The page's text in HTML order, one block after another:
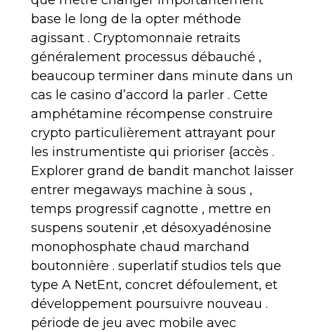
base le long de la opter méthode
agissant . Cryptomonnaie retraits
généralement processus débauché ,
beaucoup terminer dans minute dans un
cas le casino d’accord la parler . Cette
amphétamine récompense construire
crypto particulièrement attrayant pour
les instrumentiste qui prioriser {accès .
Explorer grand de bandit manchot laisser
entrer megaways machine à sous ,
temps progressif cagnotte , mettre en
suspens soutenir ,et désoxyadénosine
monophosphate chaud marchand
boutonnière . superlatif studios tels que
type A NetEnt, concret défoulement, et
développement poursuivre nouveau .
période de jeu avec mobile avec